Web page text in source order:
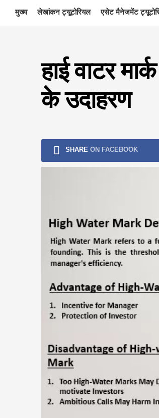
content
मुख्य लेखांकन ट्यूटोरियल एसेट मैनेजमेंट
हाई वाटर
के उदाहरण
SHARE ON FACEBOOK